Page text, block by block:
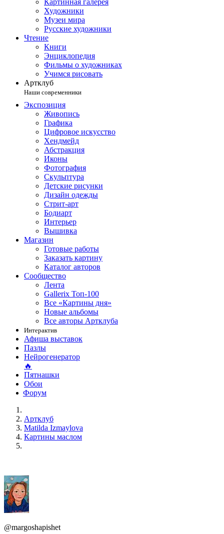
Картинная галерея
Художники
Музеи мира
Русские художники
Чтение
Книги
Энциклопедия
Фильмы о художниках
Учимся рисовать
Артклуб
Наши современники
Экспозиция
Живопись
Графика
Цифровое искусство
Хендмейд
Абстракция
Иконы
Фотография
Скульптура
Детские рисунки
Дизайн одежды
Стрит-арт
Бодиарт
Интерьер
Вышивка
Магазин
Готовые работы
Заказать картину
Каталог авторов
Сообщество
Лента
Gallerix Топ-100
Все «Картины дня»
Новые альбомы
Все авторы Артклуба
Интерактив
Афиша выставок
Пазлы
Нейрогенератор
🔥
Пятнашки
Обои
Форум
Артклуб
Matilda Izmaylova
Картины маслом
@margoshapishet